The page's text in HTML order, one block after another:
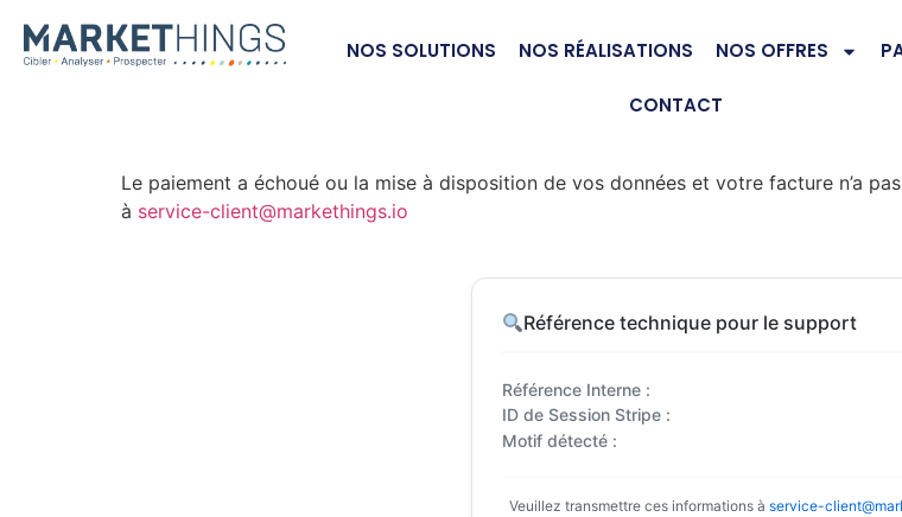
NOS SOLUTIONS NOS RÉALISATIONS NOS OFFRES
CONTACT
Le paiement a échoué ou la mise à disposition de vos données et votre facture n’a
à service-client@markethings.io
Référence technique pour le support
Référence Interne :
ID de Session Stripe :
Motif détecté :
Veuillez transmettre ces informations à service-